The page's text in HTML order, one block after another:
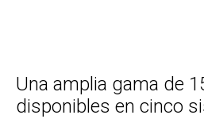
Una amplia gama de
disponibles en cinco